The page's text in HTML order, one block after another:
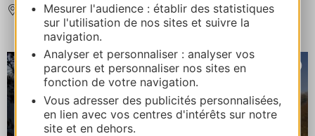
Mesurer l'audience : établir des statistiques
sur l'utilisation de nos sites et suivre la
navigation.
Analyser et personnaliser : analyser vos
parcours et personnaliser nos sites en
fonction de votre navigation.
Vous adresser des publicités personnalisées,
en lien avec vos centres d'intérêts sur notre
site et en dehors.
BOISSEZON